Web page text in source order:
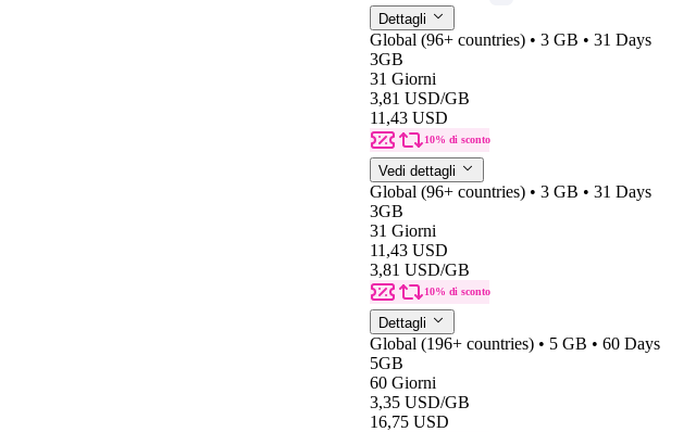
Dettagli
Global (96+ countries) • 3 GB • 31 Days
3GB
31 Giorni
3,81 USD/GB
11,43 USD
10% di sconto
Vedi dettagli
Global (96+ countries) • 3 GB • 31 Days
3GB
31 Giorni
11,43 USD
3,81 USD/GB
10% di sconto
Dettagli
Global (196+ countries) • 5 GB • 60 Days
5GB
60 Giorni
3,35 USD/GB
16,75 USD